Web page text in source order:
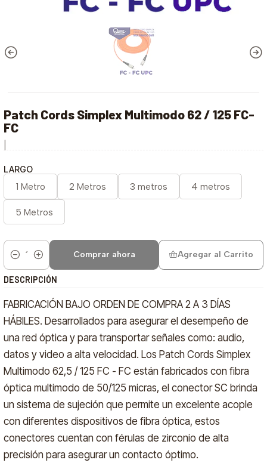
Patch Cords Simplex Multimodo 62 / 125 FC-
FC
LARGO
1 Metro 2 Metros 3 metros 4 metros
5 Metros
Cantidad
Agregar al Carrito
Comprar ahora
DESCRIPCIÓN
FABRICACIÓN BAJO ORDEN DE COMPRA 2 A 3 DÍAS
HÁBILES. Desarrollados para asegurar el desempeño de
una red óptica y para transportar señales como: audio,
datos y video a alta velocidad. Los Patch Cords Simplex
Multimodo 62,5 / 125 FC - FC están fabricados con fibra
óptica multimodo de 50/125 micras, el conector SC brinda
un sistema de sujeción que permite un excelente acople
con diferentes dispositivos de fibra óptica, estos
conectores cuentan con férulas de zirconio de alta
precisión para asegurar un contacto óptimo.